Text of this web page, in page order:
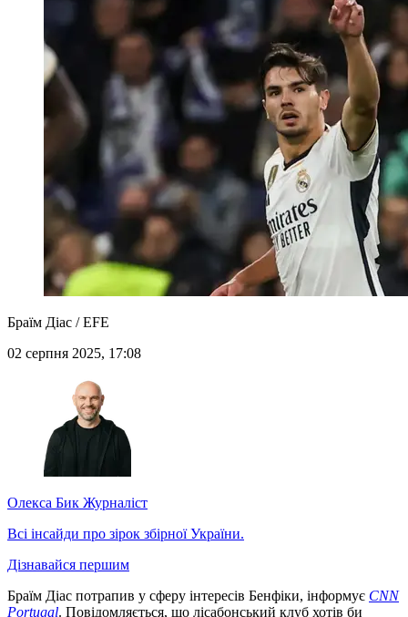
Браїм Діас / EFE
02 серпня 2025, 17:08
Олекса Бик Журналіст
Всі інсайди про зірок збірної України.
Дізнавайся першим
Браїм Діас потрапив у сферу інтересів Бенфіки, інформує CNN
Portugal. Повідомляється, що лісабонський клуб хотів би